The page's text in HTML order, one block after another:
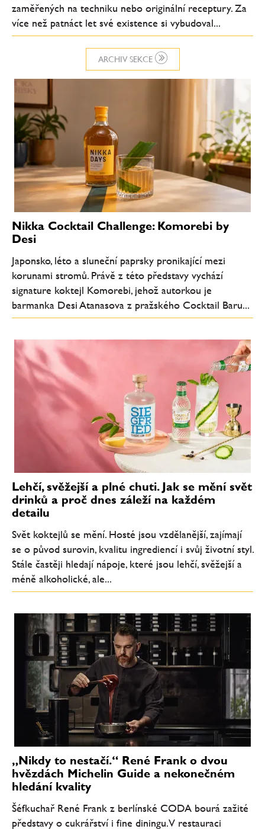
ARCHIV SEKCE
zaměřených na techniku nebo originální receptury. Za
více než patnáct let své existence si vybudoval...
Nikka Cocktail Challenge: Komorebi by
Desi
Japonsko, léto a sluneční paprsky pronikající mezi
korunami stromů. Právě z této představy vychází
signature koktejl Komorebi, jehož autorkou je
barmanka Desi Atanasova z pražského Cocktail Baru...
Lehčí, svěžejší a plné chuti. Jak se mění svět
drinků a proč dnes záleží na každém
detailu
Svět koktejlů se mění. Hosté jsou vzdělanější, zajímají
se o původ surovin, kvalitu ingrediencí i svůj životní styl.
Stále častěji hledají nápoje, které jsou lehčí, svěžejší a
méně alkoholické, ale...
„Nikdy to nestačí.“ René Frank o dvou
hvězdách Michelin Guide a nekonečném
hledání kvality
Šéfkuchař René Frank z berlínské CODA bourá zažité
představy o cukrářství i fine diningu. V restauraci